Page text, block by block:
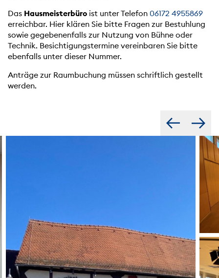
Das Hausmeisterbüro ist unter Telefon 06172 4955869
erreichbar. Hier klären Sie bitte Fragen zur Bestuhlung
sowie gegebenenfalls zur Nutzung von Bühne oder
Technik. Besichtigungstermine vereinbaren Sie bitte
ebenfalls unter dieser Nummer.
Anträge zur Raumbuchung müssen schriftlich gestellt
werden.